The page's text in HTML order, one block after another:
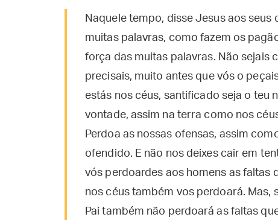
Naquele tempo, disse Jesus aos seus
muitas palavras, como fazem os
força das muitas palavras. Não sejais
precisais, muito antes que vós o
estás nos céus, santificado seja o teu
vontade, assim na terra como nos
Perdoa as nossas ofensas, assim
ofendido. E não nos deixes cair em
vós perdoardes aos homens as faltas
nos céus também vos perdoará. Mas,
Pai também não perdoará as faltas